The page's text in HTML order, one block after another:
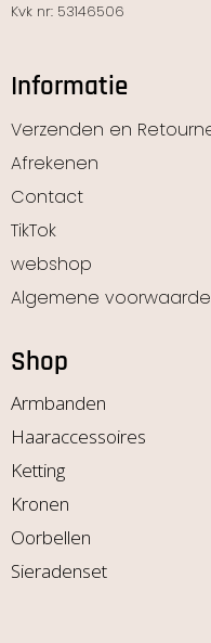
Kvk nr: 53146506
Informatie
Verzenden en
Afrekenen
Contact
TikTok
webshop
Algemene
Shop
Armbanden
Haaraccessoires
Ketting
Kronen
Oorbellen
Sieradenset